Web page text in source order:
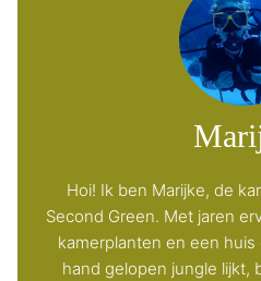
Hoi! Ik ben Marijke, de
Second Green. Met jaren
kamerplanten en een
hand gelopen jungle lijkt,